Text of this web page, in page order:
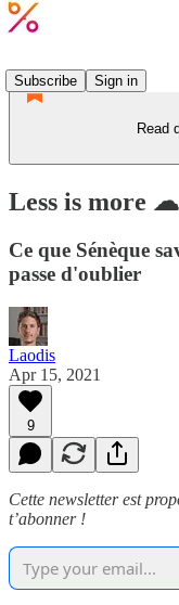
Subscribe
Sign in
Read
Less is more ☁
Ce que Sénèque
passe d'oublier
Laodis
Apr 15, 2021
9
Cette newsletter est
t’abonner !